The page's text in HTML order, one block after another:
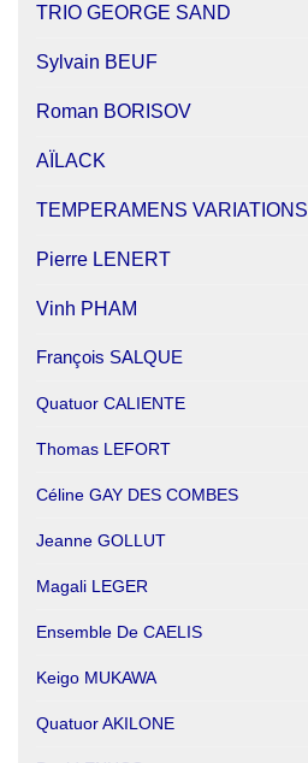
TRIO GEORGE SAND
Sylvain BEUF
Roman BORISOV
AÏLACK
TEMPERAMENS VARIATIONS
Pierre LENERT
Vinh PHAM
François SALQUE
Quatuor CALIENTE
Thomas LEFORT
Céline GAY DES COMBES
Jeanne GOLLUT
Magali LEGER
Ensemble De CAELIS
Keigo MUKAWA
Quatuor AKILONE